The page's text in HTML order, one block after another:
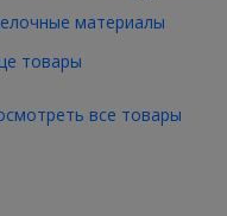
товары
материалы
все товары